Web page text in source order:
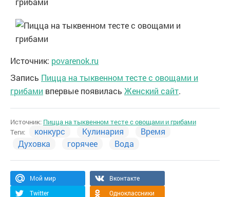
Источник: povarenok.ru
Запись Пицца на тыквенном тесте с овощами и
грибами впервые появилась Женский сайт.
Источник: Пицца на тыквенном тесте с овощами и грибами
Теги:
конкурс Кулинария
Время
Духовка
горячее Вода
Мой мир
Вконтакте
Twitter
Одноклассники